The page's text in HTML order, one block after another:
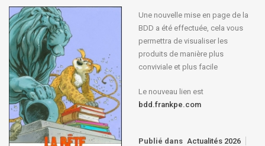
Une nouvelle mise en page de la
BDD a été effectuée, cela vous
permettra de visualiser les
produits de manière plus
conviviale et plus facile
Le nouveau lien est
bdd.frankpe.com
Publié dans Actualités 2026